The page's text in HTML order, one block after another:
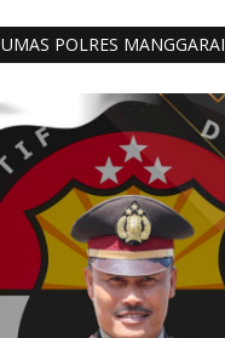
POLRES MANGGARAI